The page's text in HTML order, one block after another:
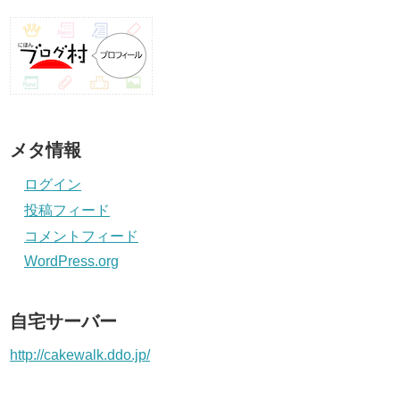
メタ情報
ログイン
投稿フィード
コメントフィード
WordPress.org
自宅サーバー
http://cakewalk.ddo.jp/